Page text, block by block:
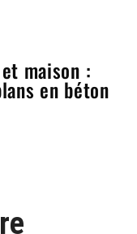
maison :
en béton